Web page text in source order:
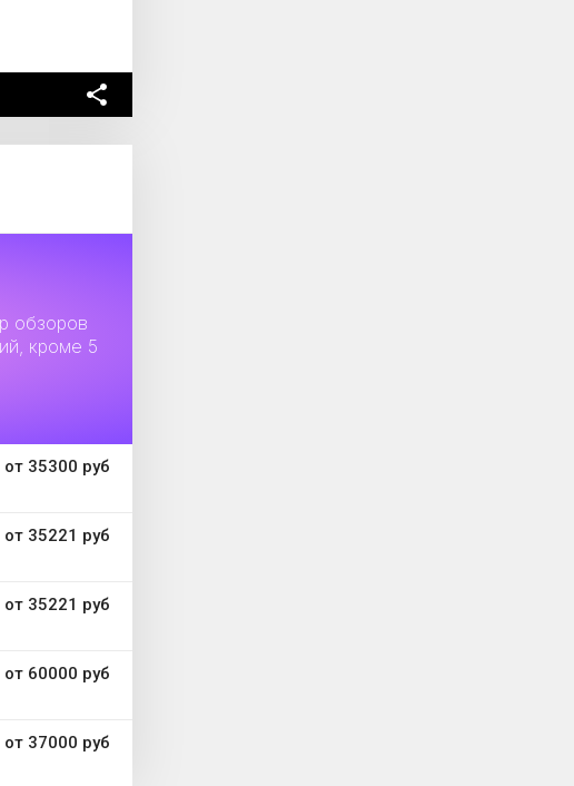
обзоров
кроме 5
от 35300 руб
от 35221 руб
от 35221 руб
от 60000 руб
от 37000 руб